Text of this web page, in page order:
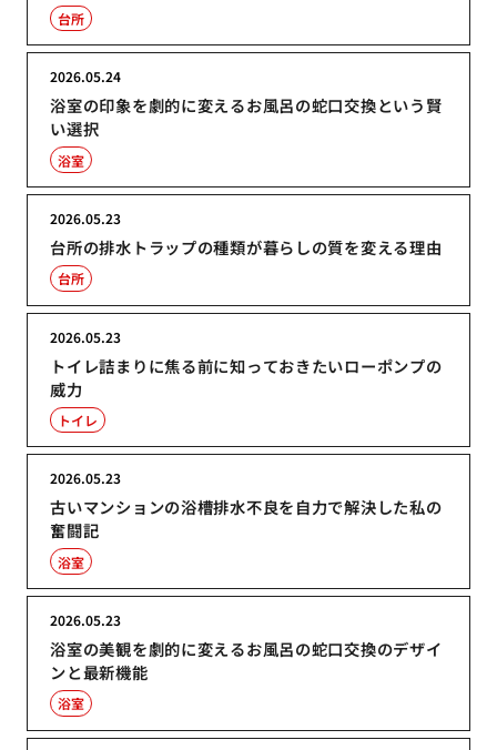
台所
浴室の印象を劇的に変えるお風呂の蛇口交換という賢
い選択
2026.05.24
浴室
台所の排水トラップの種類が暮らしの質を変える理由
2026.05.23
台所
トイレ詰まりに焦る前に知っておきたいローポンプの
威力
2026.05.23
トイレ
古いマンションの浴槽排水不良を自力で解決した私の
奮闘記
2026.05.23
浴室
浴室の美観を劇的に変えるお風呂の蛇口交換のデザイ
ンと最新機能
2026.05.23
浴室